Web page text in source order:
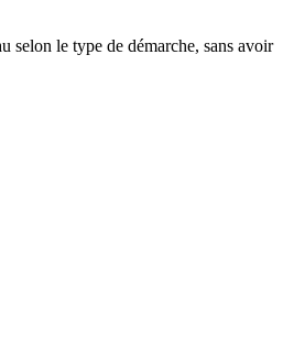
selon le type de démarche, sans avoir